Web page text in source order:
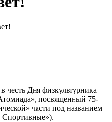
честь Дня физкультурника
посвященный 75-
части под названием
Спортивные»).